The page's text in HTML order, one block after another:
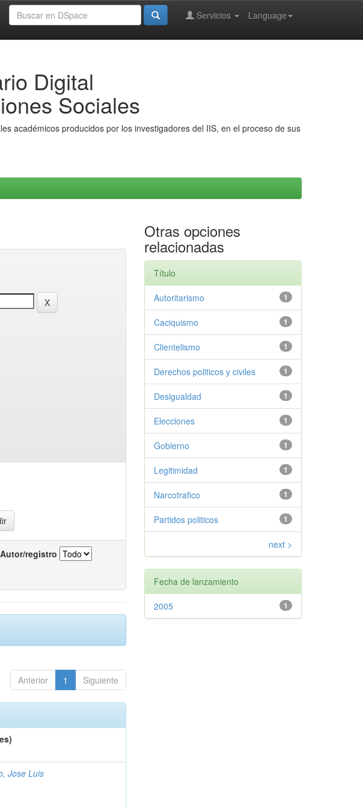
Language
Servicios
Digital
Sociales
académicos producidos por los investigadores del IIS, en el proceso de sus
Autor/registro
Anterior 1 Siguiente
Jose Luis
Otras opciones
relacionadas
Título
1
Autoritarismo
1
Caciquismo
1
Clientelismo
1
Derechos politicos y civiles
1
Desigualdad
1
Elecciones
1
Gobierno
1
Legitimidad
1
Narcotrafico
1
Partidos politicos
next >
Fecha de lanzamiento
1
2005